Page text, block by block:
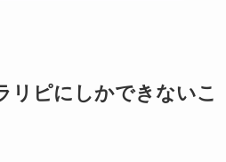
リピにしかできないこ